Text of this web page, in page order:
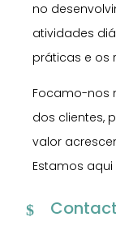
no
atividades
práticas e os
Focamo-nos
dos clientes,
valor
Estamos